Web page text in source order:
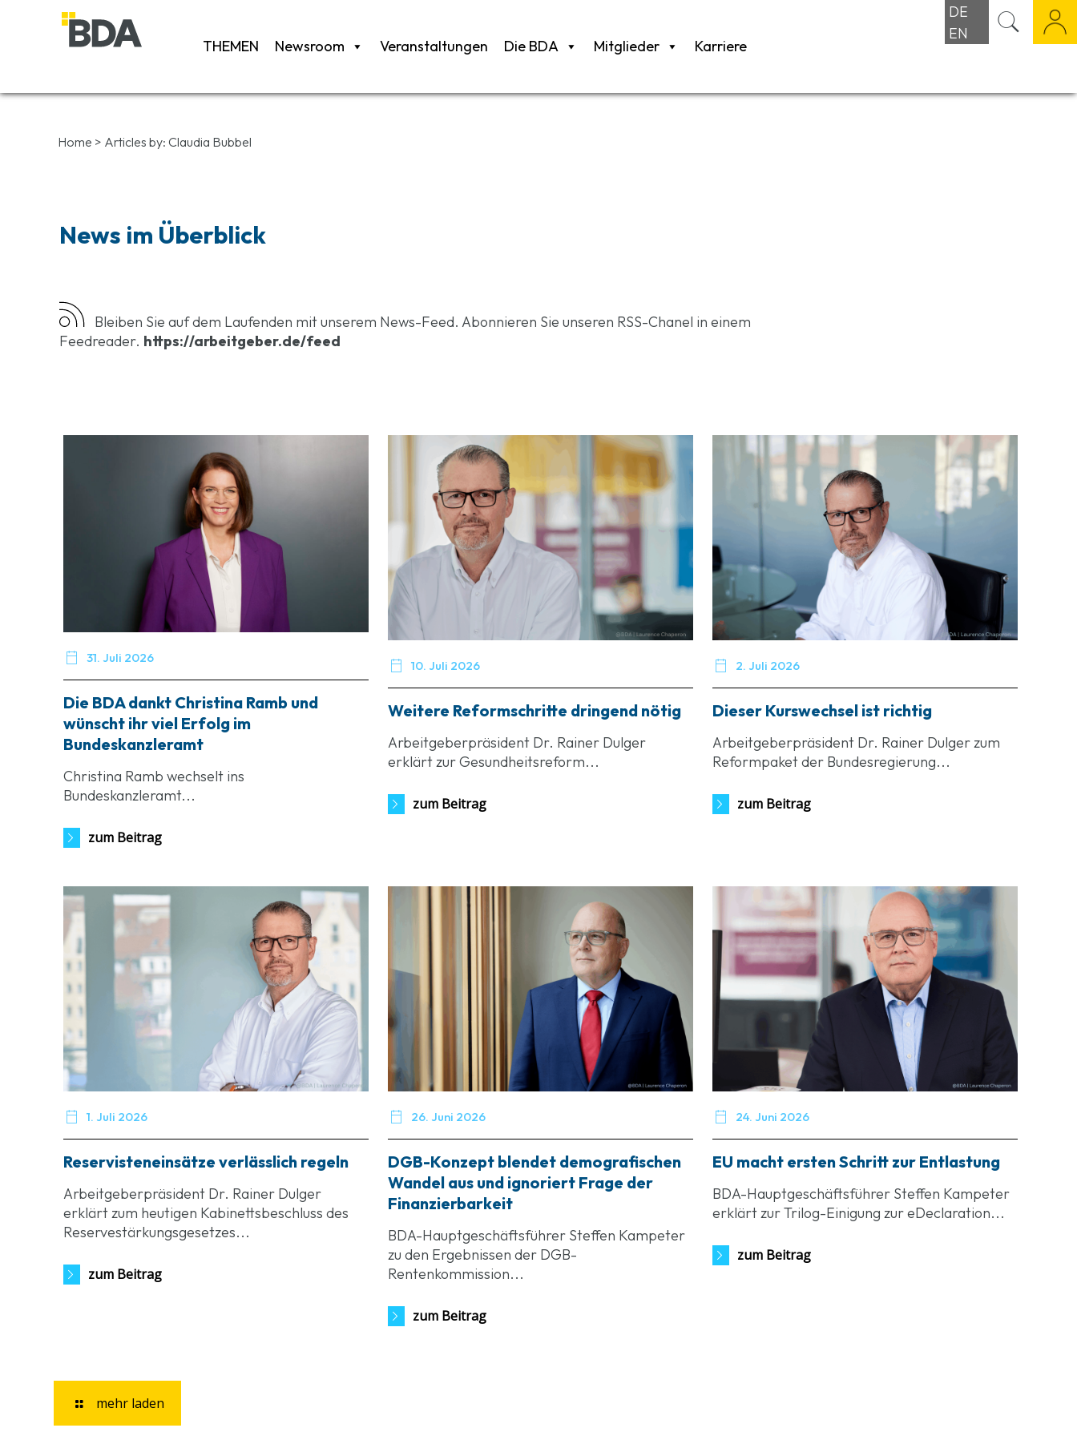
THEMEN Newsroom Veranstaltungen Die BDA Mitglieder Karriere
DE
EN
Home > Articles by: Claudia Bubbel
News im Überblick
Bleiben Sie auf dem Laufenden mit unserem News-Feed. Abonnieren Sie unseren RSS-Chanel in einem
Feedreader. https://arbeitgeber.de/feed
 31. Juli 2026
Die BDA dankt Christina Ramb und
wünscht ihr viel Erfolg im
Bundeskanzleramt
Christina Ramb wechselt ins
Bundeskanzleramt...
zum Beitrag
 10. Juli 2026
Weitere Reformschritte dringend nötig
Arbeitgeberpräsident Dr. Rainer Dulger
erklärt zur Gesundheitsreform...
zum Beitrag
 2. Juli 2026
Dieser Kurswechsel ist richtig
Arbeitgeberpräsident Dr. Rainer Dulger zum
Reformpaket der Bundesregierung...
zum Beitrag
 1. Juli 2026
Reservisteneinsätze verlässlich regeln
Arbeitgeberpräsident Dr. Rainer Dulger
erklärt zum heutigen Kabinettsbeschluss des
Reservestärkungsgesetzes...
zum Beitrag
 26. Juni 2026
DGB-Konzept blendet demografischen
Wandel aus und ignoriert Frage der
Finanzierbarkeit
BDA-Hauptgeschäftsführer Steffen Kampeter
zu den Ergebnissen der DGB-
Rentenkommission...
zum Beitrag
 24. Juni 2026
EU macht ersten Schritt zur Entlastung
BDA-Hauptgeschäftsführer Steffen Kampeter
erklärt zur Trilog-Einigung zur eDeclaration...
zum Beitrag
mehr laden